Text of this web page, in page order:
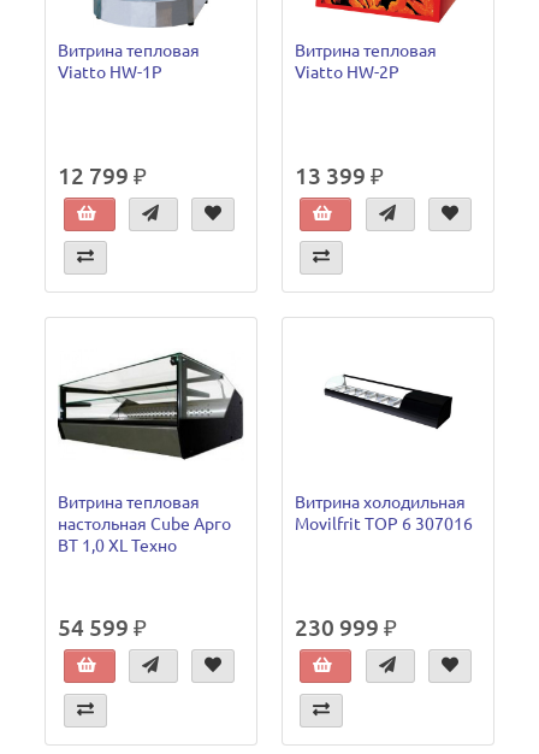
Витрина тепловая
Viatto HW-1P
12 799 ₽
Витрина тепловая
Viatto HW-2P
13 399 ₽
Витрина тепловая
настольная Cube Арго
ВТ 1,0 XL Техно
54 599 ₽
Витрина холодильная
Movilfrit TOP 6 307016
230 999 ₽